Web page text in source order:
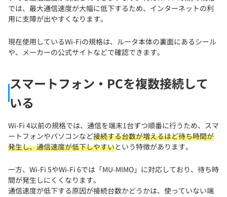
では、最大通信速度が大幅に低下するため、インターネットの利
用に支障が出やすくなります。
現在使用しているWi-Fiの規格は、ルータ本体の裏面にあるシール
や、メーカーの公式サイトなどで確認できます。
スマートフォン・PCを複数接続して
いる
Wi-Fi 4以前の規格では、通信を端末1台ずつ順番に行うため、スマ
ートフォンやパソコンなど接続する台数が増えるほど待ち時間が
発生し、通信速度が低下しやすいという特徴があります。
一方、Wi-Fi 5やWi-Fi 6では「MU-MIMO」に対応しており、待ち時
間が発生しにくくなります。
通信速度が低下する原因が接続台数かどうかは、使っていない端